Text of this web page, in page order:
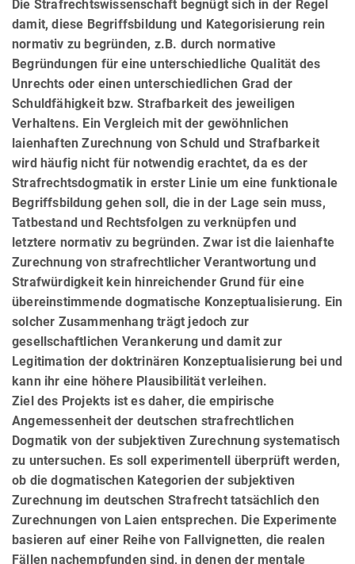
Die Strafrechtswissenschaft begnügt sich in der Regel
damit, diese Begriffsbildung und Kategorisierung rein
normativ zu begründen, z.B. durch normative
Begründungen für eine unterschiedliche Qualität des
Unrechts oder einen unterschiedlichen Grad der
Schuldfähigkeit bzw. Strafbarkeit des jeweiligen
Verhaltens. Ein Vergleich mit der gewöhnlichen
laienhaften Zurechnung von Schuld und Strafbarkeit
wird häufig nicht für notwendig erachtet, da es der
Strafrechtsdogmatik in erster Linie um eine funktionale
Begriffsbildung gehen soll, die in der Lage sein muss,
Tatbestand und Rechtsfolgen zu verknüpfen und
letztere normativ zu begründen. Zwar ist die laienhafte
Zurechnung von strafrechtlicher Verantwortung und
Strafwürdigkeit kein hinreichender Grund für eine
übereinstimmende dogmatische Konzeptualisierung. Ein
solcher Zusammenhang trägt jedoch zur
gesellschaftlichen Verankerung und damit zur
Legitimation der doktrinären Konzeptualisierung bei und
kann ihr eine höhere Plausibilität verleihen.
Ziel des Projekts ist es daher, die empirische
Angemessenheit der deutschen strafrechtlichen
Dogmatik von der subjektiven Zurechnung systematisch
zu untersuchen. Es soll experimentell überprüft werden,
ob die dogmatischen Kategorien der subjektiven
Zurechnung im deutschen Strafrecht tatsächlich den
Zurechnungen von Laien entsprechen. Die Experimente
basieren auf einer Reihe von Fallvignetten, die realen
Fällen nachempfunden sind, in denen der mentale